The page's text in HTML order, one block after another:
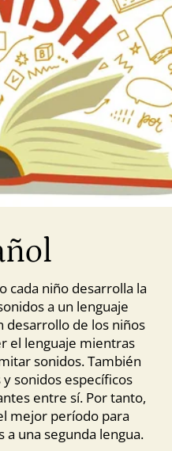
cada niño desarrolla la
a un lenguaje
desarrollo de los niños
el lenguaje mientras
sonidos. También
sonidos específicos
entre sí. Por tanto,
mejor período para
una segunda lengua.